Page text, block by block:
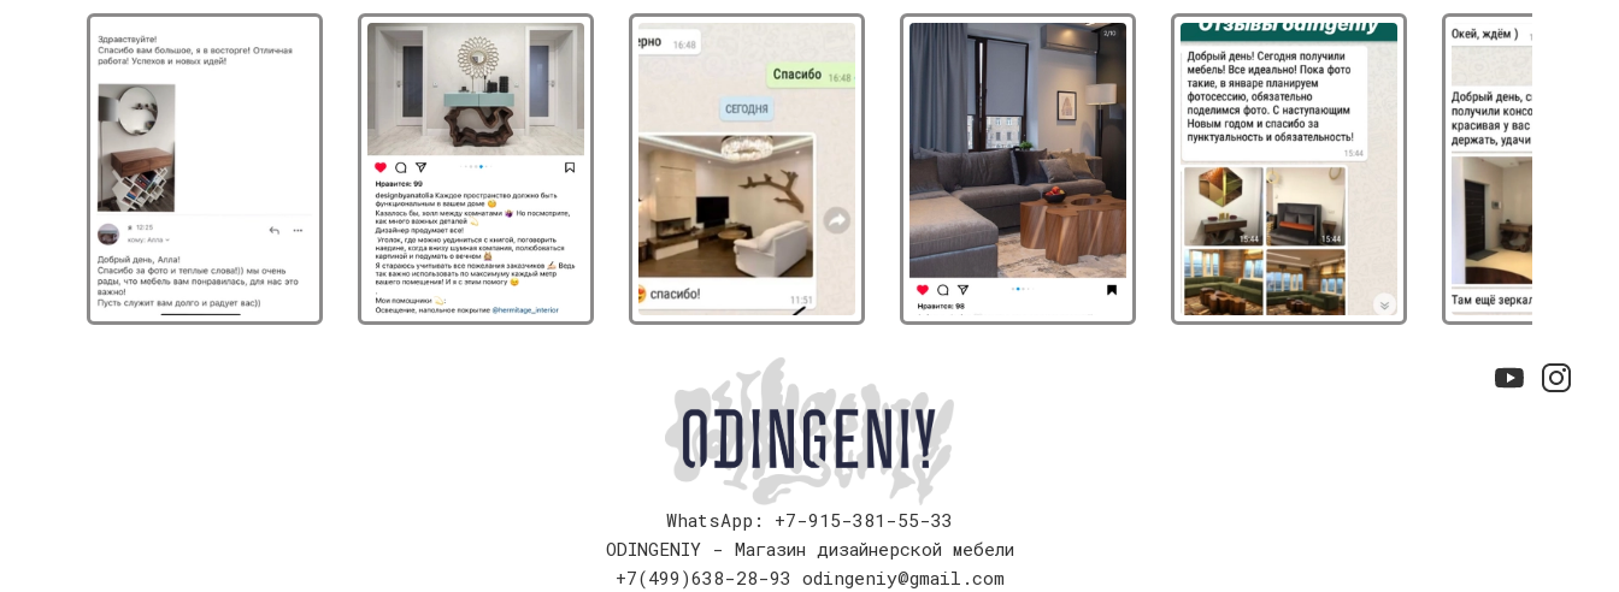
WhatsApp: +7-915-381-55-33
ODINGENIY - Магазин дизайнерской мебели
+7(499)638-28-93 odingeniy@gmail.com